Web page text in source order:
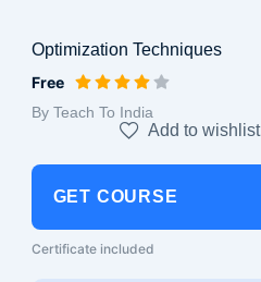
Optimization Techniques
Free
By Teach To India
Add to wishlist
GET COURSE
Certificate included